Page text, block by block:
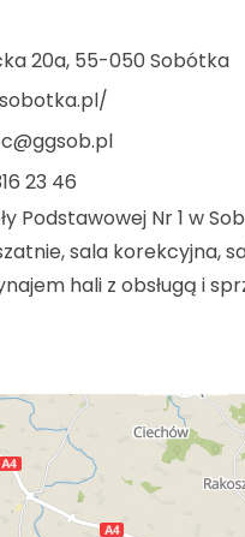
20a, 55-050 Sobótka
23 46
Podstawowej Nr 1 w
sala korekcyjna,
hali z obsługą i